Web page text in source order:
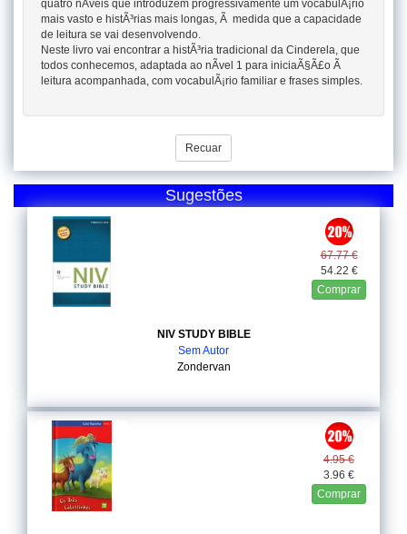
quatro nÃ­veis que introduzem progressivamente um vocabulÃ¡rio
mais vasto e histÃ³rias mais longas, Ã medida que a capacidade
de leitura se vai desenvolvendo.
Neste livro vai encontrar a histÃ³ria tradicional da Cinderela, que
todos conhecemos, adaptada ao nÃ­vel 1 para iniciaÃ§Ã£o Ã
leitura acompanhada, com vocabulÃ¡rio familiar e frases simples.
Recuar
Sugestões
67.77 €
54.22 €
Comprar
NIV STUDY BIBLE
Sem Autor
Zondervan
4.95 €
3.96 €
Comprar